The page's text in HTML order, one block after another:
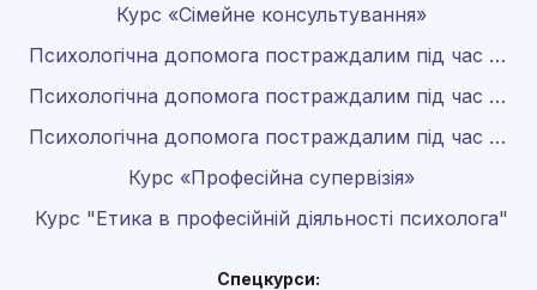
Курс «Сімейне консультування»
Психологічна допомога постраждалим під час війни
Психологічна допомога постраждалим під час війни 2.0
Психологічна допомога постраждалим під час війни 3.0
Курс «Професійна супервізія»
Курс "Етика в професійній діяльності психолога"
Спецкурси: